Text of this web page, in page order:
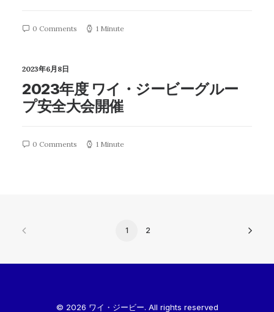
0 Comments 1 Minute
2023年6月8日
2023年度 ワイ・ジービーグルー
プ安全大会開催
0 Comments 1 Minute
1 2
© 2026 ワイ・ジービー. All rights reserved